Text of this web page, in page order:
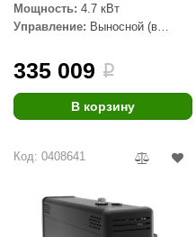
Design
KERN
Мощность: 4.7 кВт
Управление: Выносной (в
335 009 i
В корзину
Код: 0408641